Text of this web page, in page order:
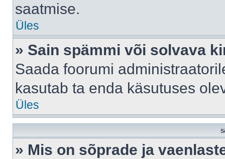
saatmise.
Üles
» Sain spämmi või solvava
Saada foorumi
kasutab ta enda käsutuses
Üles
» Mis on sõprade ja